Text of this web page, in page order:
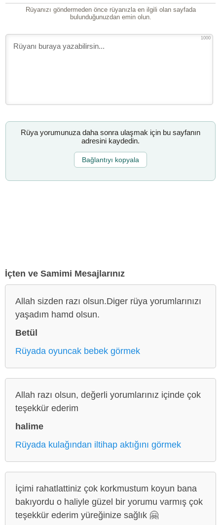
Rüyanızı göndermeden önce rüyanızla en ilgili olan sayfada
bulunduğunuzdan emin olun.
1000
Rüya yorumunuza daha sonra ulaşmak için bu sayfanın
adresini kaydedin.
Bağlantıyı kopyala
İçten ve Samimi Mesajlarınız
Allah sizden razı olsun.Diger rüya yorumlarınızı
yaşadım hamd olsun.
Betül
Rüyada oyuncak bebek görmek
Allah razı olsun, değerli yorumlarınız içinde çok
teşekkür ederim
halime
Rüyada kulağından iltihap aktığını görmek
İçimi rahatlattiniz çok korkmustum koyun bana
bakıyordu o haliyle güzel bir yorumu varmış çok
teşekkür ederim yüreğinize sağlık 🤗